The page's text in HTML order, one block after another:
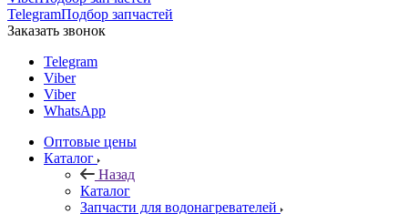
TelegramПодбор запчастей
Заказать звонок
Telegram
Viber
Viber
WhatsApp
Оптовые цены
Каталог
Назад
Каталог
Запчасти для водонагревателей